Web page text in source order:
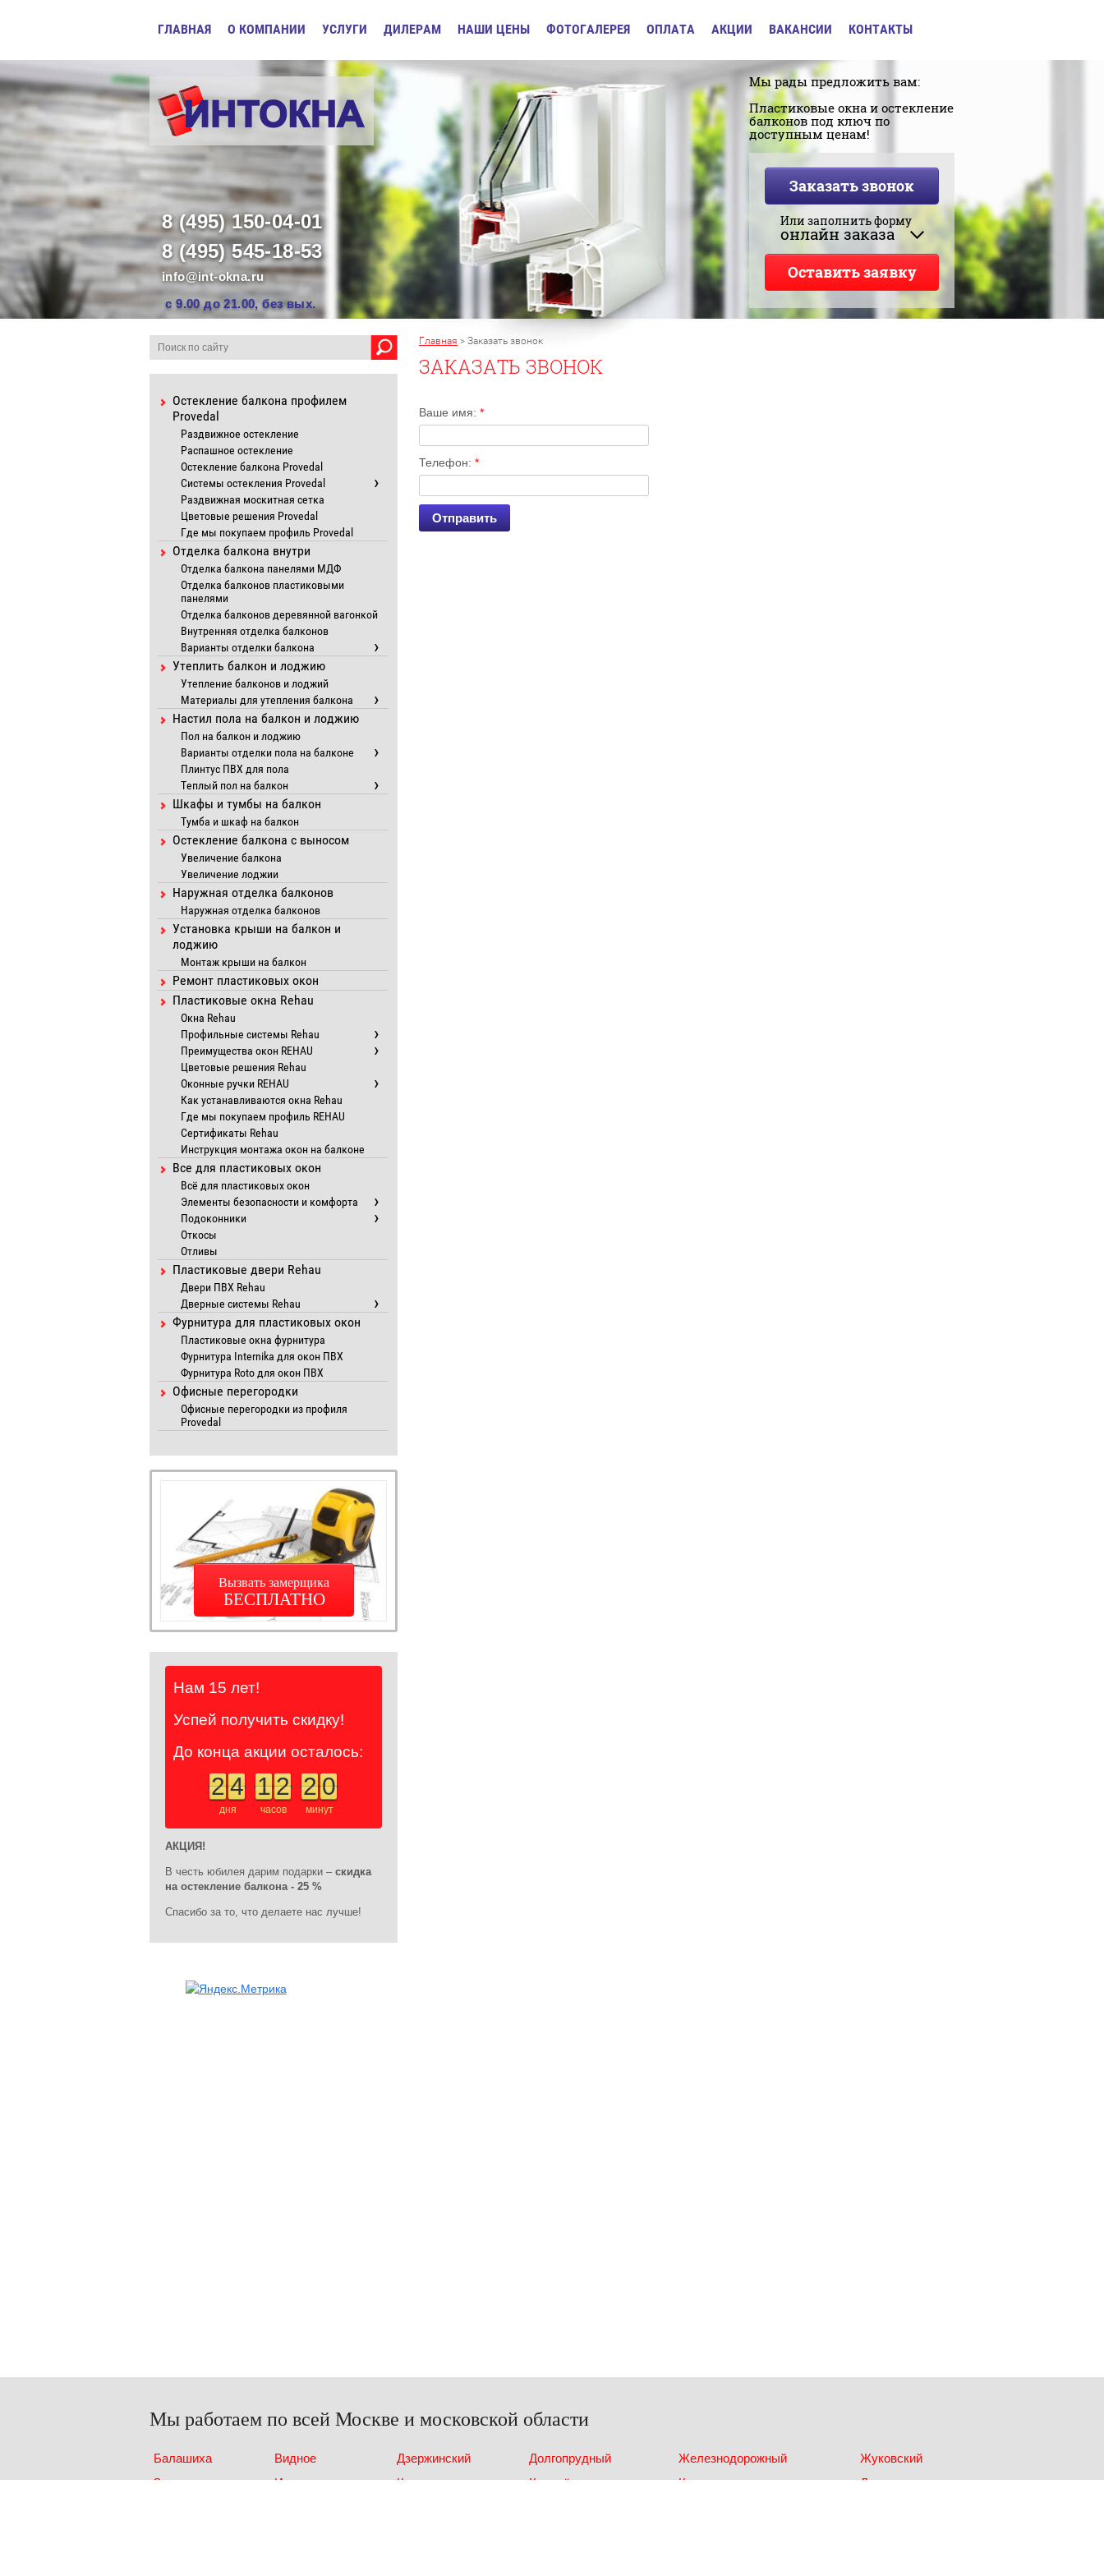
Мы рады предложить вам:
Пластиковые окна и остекление
балконов под ключ по
доступным ценам!
ГЛАВНАЯ О КОМПАНИИ УСЛУГИ ДИЛЕРАМ НАШИ ЦЕНЫ ФОТОГАЛЕРЕЯ ОПЛАТА АКЦИИ ВАКАНСИИ КОНТАКТЫ
8 (495) 150-04-01
8 (495) 545-18-53
info@int-okna.ru
с 9.00 до 21.00, без вых.
Заказать звонок
Или заполнить форму
онлайн заказа
Оставить заявку
Главная > Заказать звонок
ЗАКАЗАТЬ ЗВОНОК
Ваше имя: *
Телефон: *
Остекление балкона профилем
Provedal
Раздвижное остекление
Распашное остекление
Остекление балкона Provedal
Системы остекления Provedal
Раздвижная москитная сетка
Цветовые решения Provedal
Где мы покупаем профиль Provedal
Отделка балкона внутри
Отделка балкона панелями МДФ
Отделка балконов пластиковыми
панелями
Отделка балконов деревянной вагонкой
Внутренняя отделка балконов
Варианты отделки балкона
Утеплить балкон и лоджию
Утепление балконов и лоджий
Материалы для утепления балкона
Настил пола на балкон и лоджию
Пол на балкон и лоджию
Варианты отделки пола на балконе
Плинтус ПВХ для пола
Теплый пол на балкон
Шкафы и тумбы на балкон
Тумба и шкаф на балкон
Остекление балкона с выносом
Увеличение балкона
Увеличение лоджии
Наружная отделка балконов
Наружная отделка балконов
Установка крыши на балкон и
лоджию
Монтаж крыши на балкон
Ремонт пластиковых окон
Пластиковые окна Rehau
Окна Rehau
Профильные системы Rehau
Преимущества окон REHAU
Цветовые решения Rehau
Оконные ручки REHAU
Как устанавливаются окна Rehau
Где мы покупаем профиль REHAU
Сертификаты Rehau
Инструкция монтажа окон на балконе
Все для пластиковых окон
Всё для пластиковых окон
Элементы безопасности и комфорта
Подоконники
Откосы
Отливы
Пластиковые двери Rehau
Двери ПВХ Rehau
Дверные системы Rehau
Фурнитура для пластиковых окон
Пластиковые окна фурнитура
Фурнитура Internika для окон ПВХ
Фурнитура Roto для окон ПВХ
Офисные перегородки
Офисные перегородки из профиля
Provedal
Вызвать замерщика
БЕСПЛАТНО
Нам 15 лет!
Успей получить скидку!
До конца акции осталось:
24
дня
12
часов
20
минут
АКЦИЯ!
В честь юбилея дарим подарки – скидка
на остекление балкона - 25 %
Спасибо за то, что делаете нас лучше!
Мы работаем по всей Москве и московской области
Балашиха Видное Дзержинский Долгопрудный Железнодорожный
Жуковский
Зеленоград
Ивантеевка Красногорск Королёв Котельники
Лыткарино